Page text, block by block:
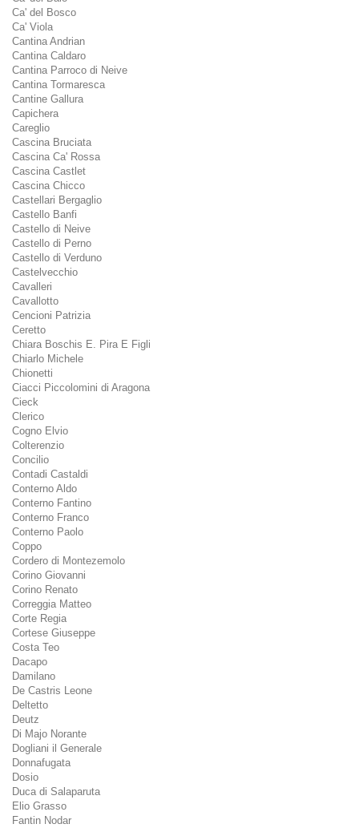
Ca' del Bosco
Ca' Viola
Cantina Andrian
Cantina Caldaro
Cantina Parroco di Neive
Cantina Tormaresca
Cantine Gallura
Capichera
Careglio
Cascina Bruciata
Cascina Ca' Rossa
Cascina Castlet
Cascina Chicco
Castellari Bergaglio
Castello Banfi
Castello di Neive
Castello di Perno
Castello di Verduno
Castelvecchio
Cavalleri
Cavallotto
Cencioni Patrizia
Ceretto
Chiara Boschis E. Pira E Figli
Chiarlo Michele
Chionetti
Ciacci Piccolomini di Aragona
Cieck
Clerico
Cogno Elvio
Colterenzio
Concilio
Contadi Castaldi
Conterno Aldo
Conterno Fantino
Conterno Franco
Conterno Paolo
Coppo
Cordero di Montezemolo
Corino Giovanni
Corino Renato
Correggia Matteo
Corte Regia
Cortese Giuseppe
Costa Teo
Dacapo
Damilano
De Castris Leone
Deltetto
Deutz
Di Majo Norante
Dogliani il Generale
Donnafugata
Dosio
Duca di Salaparuta
Elio Grasso
Fantin Nodar